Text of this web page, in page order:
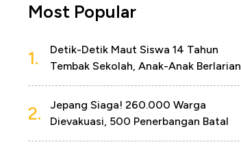
Most Popular
1.
Detik-Detik Maut Siswa 14 Tahun
Tembak Sekolah, Anak-Anak Berlarian
2.
Jepang Siaga! 260.000 Warga
Dievakuasi, 500 Penerbangan Batal